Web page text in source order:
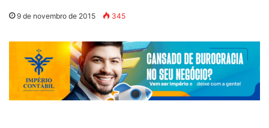
9 de novembro de 2015 345